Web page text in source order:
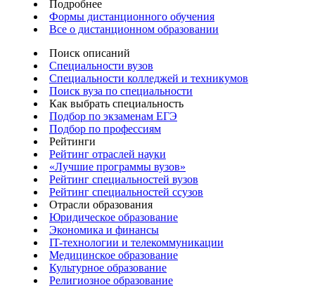
Подробнее
Формы дистанционного обучения
Все о дистанционном образовании
Поиск описаний
Специальности вузов
Специальности колледжей и техникумов
Поиск вуза по специальности
Как выбрать специальность
Подбор по экзаменам ЕГЭ
Подбор по профессиям
Рейтинги
Рейтинг отраслей науки
«Лучшие программы вузов»
Рейтинг специальностей вузов
Рейтинг специальностей ссузов
Отрасли образования
Юридическое образование
Экономика и финансы
IT-технологии и телекоммуникации
Медицинское образование
Культурное образование
Религиозное образование